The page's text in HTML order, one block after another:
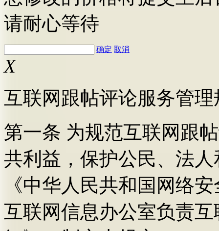
请耐心等待
确定 取消
X
互联网跟帖评论服务管理
第一条 为规范互联网跟
共利益，保护公民、法
《中华人民共和国网络
互联网信息办公室负责